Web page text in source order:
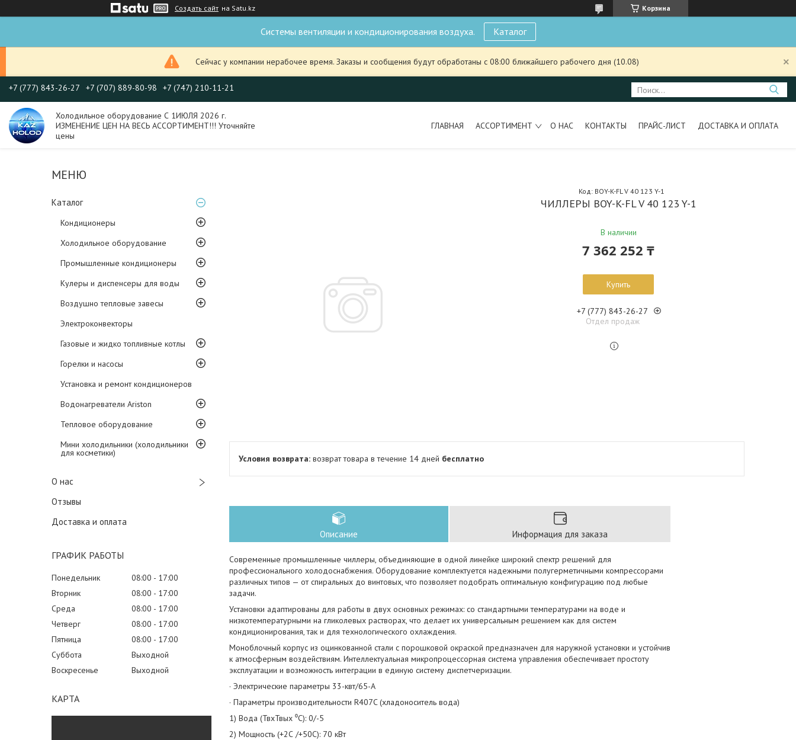
Создать сайт на Satu.kz Корзина
Системы вентиляции и кондиционирования воздуха. Каталог
Сейчас у компании нерабочее время. Заказы и сообщения будут обработаны с 08:00 ближайшего рабочего дня (10.08)
+7 (777) 843-26-27 +7 (707) 889-80-98 +7 (747) 210-11-21
Холодильное оборудование С 1ИЮЛЯ 2026 г.
ИЗМЕНЕНИЕ ЦЕН НА ВЕСЬ АССОРТИМЕНТ!!! Уточняйте
цены
ГЛАВНАЯ АССОРТИМЕНТ О НАС КОНТАКТЫ ПРАЙС-ЛИСТ ДОСТАВКА И ОПЛАТА
Каталог
Кондиционеры
Холодильное оборудование
Промышленные кондиционеры
Кулеры и диспенсеры для воды
Воздушно тепловые завесы
Электроконвекторы
Газовые и жидко топливные котлы
Горелки и насосы
Установка и ремонт кондиционеров
Водонагреватели Ariston
Тепловое оборудование
Мини холодильники (холодильники
для косметики)
О нас
Отзывы
Доставка и оплата
ГРАФИК РАБОТЫ
Понедельник 08:00
17:00
Вторник
08:00
17:00
Среда
08:00
17:00
Четверг
08:00
17:00
Пятница
08:00
17:00
Суббота
Выходной
Воскресенье
Выходной
КАРТА
ЧИЛЛЕРЫ BOY-K-FL V 40 123 Y-1
В наличии
Код: BOY-K-FL V 40 123 Y-1
7 362 252 ₸
Купить
+7 (777) 843-26-27
Отдел продаж
возврат товара в течение 14 дней бесплатно
Описание Информация для заказа
Современные промышленные чиллеры, объединяющие в одной линейке широкий спектр решений для
профессионального холодоснабжения. Оборудование комплектуется надежными полугерметичными компрессорами
различных типов — от спиральных до винтовых, что позволяет подобрать оптимальную конфигурацию под любые
задачи.
Установки адаптированы для работы в двух основных режимах: со стандартными температурами на воде и
низкотемпературными на гликолевых растворах, что делает их универсальным решением как для систем
кондиционирования, так и для технологического охлаждения.
Моноблочный корпус из оцинкованной стали с порошковой окраской предназначен для наружной установки и устойчив
к атмосферным воздействиям. Интеллектуальная микропроцессорная система управления обеспечивает простоту
эксплуатации и возможность интеграции в единую систему диспетчеризации.
· Электрические параметры 33-квт/65-А
· Параметры производительности R407C (хладоноситель вода)
1) Вода (ТвхТвых ⁰С): 0/-5
2) Мощность (+2С /+50С): 70 кВт